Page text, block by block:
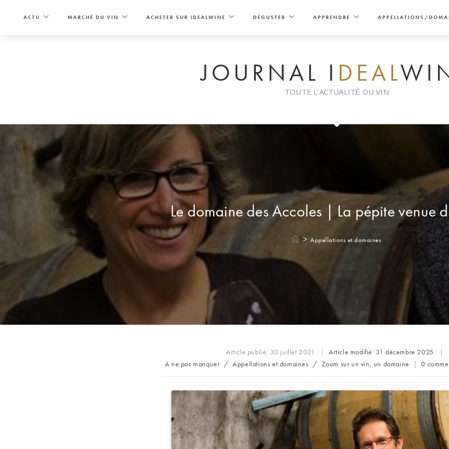
ACTU MARCHÉ DU VIN ACHETER SUR IDEALWINE DÉGUSTER APPRENDRE APPELLATIONS/
JOURNAL I DEAL
TOUTE L'ACTUALITÉ DU VIN
Le domaine des Accoles | La pépite venue
> Appellations et domaines
Article publié: 30 juillet 2021 Article modifié: 31 décembre 2025
Post
A ne pas manquer / Appellations et domaines / Zoom sur un vin, un domaine 0